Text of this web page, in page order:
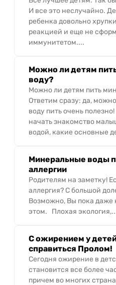
И все это неслучайно.
ребенка довольно
реакцией и еще не
иммунитетом....
Можно ли детям
воду?
Можно ли детям пить
Ответим сразу: да,
воду пить очень
начать знакомство
водой, какие основные
Минеральные воды
аллергии
Родителям на заметку!
аллергия? С большой
Возможно, Вы пока даже
этом. Плохая
С ожирением у
справиться Пролом!
Сегодня ожирение в
становится все более
причем во многих